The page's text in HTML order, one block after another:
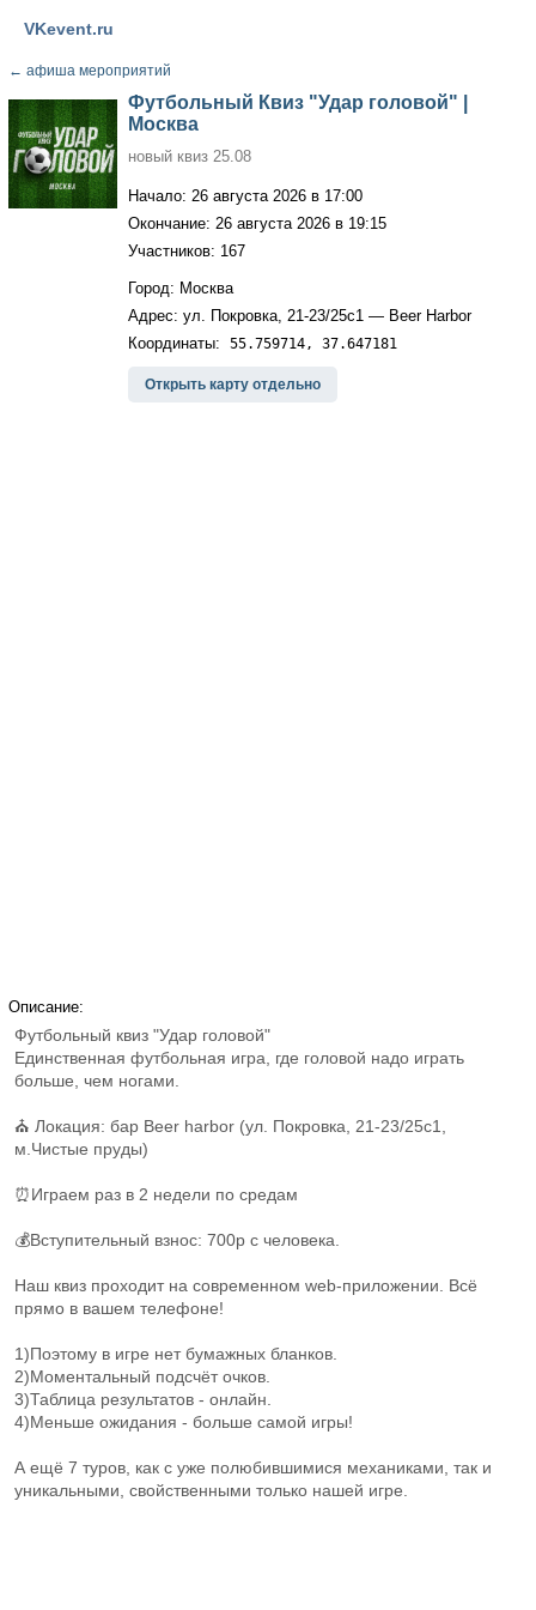
VKevent.ru
← афиша мероприятий
Футбольный Квиз "Удар головой" |
Москва
новый квиз 25.08
Начало: 26 августа 2026 в 17:00
Окончание: 26 августа 2026 в 19:15
Участников: 167
Город: Москва
Адрес: ул. Покровка, 21-23/25с1 — Beer Harbor
Координаты: 55.759714, 37.647181
Открыть карту отдельно
Описание:
Футбольный квиз "Удар головой"
Единственная футбольная игра, где головой надо играть
больше, чем ногами.
⛪️ Локация: бар Beer harbor (ул. Покровка, 21-23/25с1,
м.Чистые пруды)
⏰Играем раз в 2 недели по средам
💰Вступительный взнос: 700р с человека.
Наш квиз проходит на современном web-приложении. Всё
прямо в вашем телефоне!
1)Поэтому в игре нет бумажных бланков.
2)Моментальный подсчёт очков.
3)Таблица результатов - онлайн.
4)Меньше ожидания - больше самой игры!
А ещё 7 туров, как с уже полюбившимися механиками, так и
уникальными, свойственными только нашей игре.